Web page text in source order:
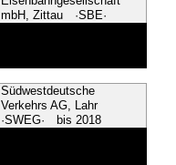
mbH, Zittau ·SBE·
Südwestdeutsche
Verkehrs AG, Lahr
·SWEG· bis 2018